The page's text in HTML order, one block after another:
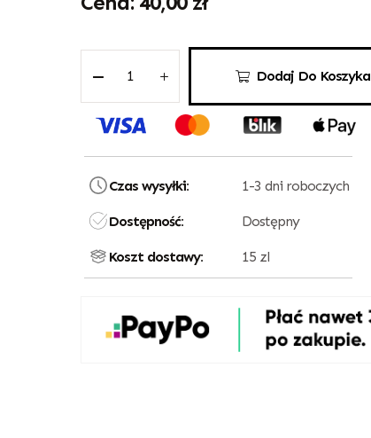
Dodaj Do Koszyka
Czas wysyłki: 1-3 dni roboczych
Dostępność: Dostępny
Koszt dostawy: 15 zl